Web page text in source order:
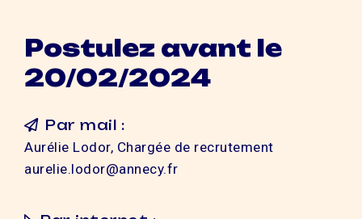
Postulez avant le
20/02/2024
Par mail :
Aurélie Lodor, Chargée de recrutement
aurelie.lodor@annecy.fr